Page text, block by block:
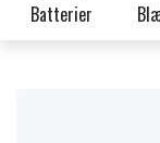
Batterier